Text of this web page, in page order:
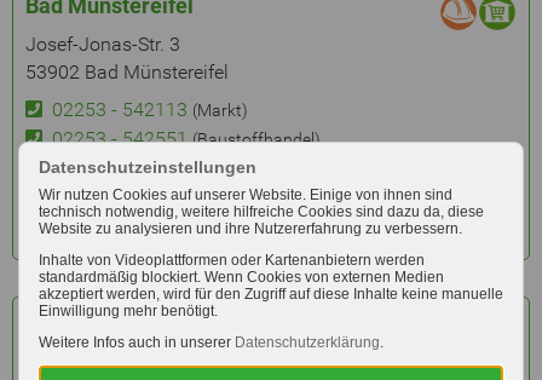
Bad Münstereifel
Josef-Jonas-Str. 3
53902 Bad Münstereifel
02253 - 542113 (Markt)
02253 - 542551 (Baustoffhandel)
E-Mail
Website
weitere Infos
Bad Neuenahr
Heerstraße 3-5
Datenschutzeinstellungen
Wir nutzen Cookies auf unserer Website. Einige von ihnen sind
technisch notwendig, weitere hilfreiche Cookies sind dazu da, diese
Website zu analysieren und ihre Nutzererfahrung zu verbessern.
Inhalte von Videoplattformen oder Kartenanbietern werden
standardmäßig blockiert. Wenn Cookies von externen Medien
akzeptiert werden, wird für den Zugriff auf diese Inhalte keine manuelle
Einwilligung mehr benötigt.
Weitere Infos auch in unserer Datenschutzerklärung.